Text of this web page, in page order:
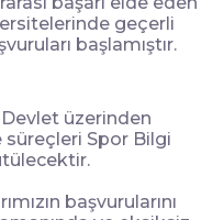
geçerli
başlamıştır.
üzerinden
Spor Bilgi
başvurularını